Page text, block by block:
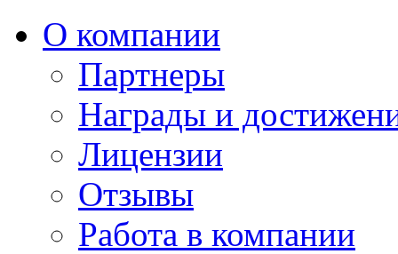
О компании
Партнеры
Награды и
Лицензии
Отзывы
Работа в компании